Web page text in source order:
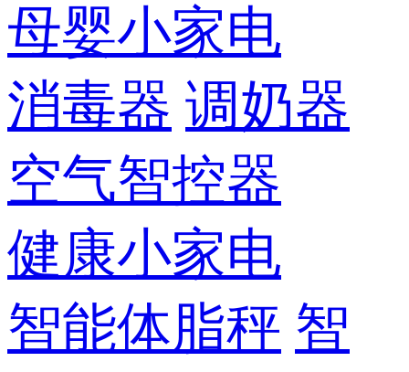
母婴小家电
消毒器 调奶器
空气智控器
健康小家电
智能体脂秤 智